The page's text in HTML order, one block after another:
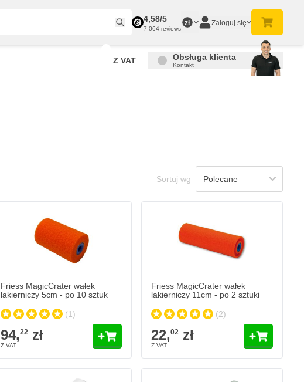
4,58/5
7 064 reviews
zł Zaloguj się
Z VAT Obsługa klienta
Kontakt
Sortuj wg
Friess MagicCrater wałek
lakierniczy 5cm - po 10 sztuk
(1)
94,22zł
Friess MagicCrater wałek
lakierniczy 11cm - po 2 sztuki
(2)
22,02 zł